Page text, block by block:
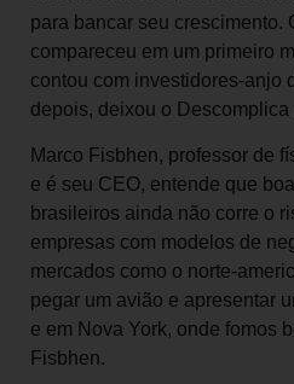
para bancar seu crescimento.
compareceu em um primeiro
contou com investidores-anjo
depois, deixou o Descomplica
Marco Fisbhen, professor de
e é seu CEO, entende que
brasileiros ainda não corre o
empresas com modelos de
mercados como o norte-
pegar um avião e apresentar
e em Nova York, onde fomos
Fisbhen.